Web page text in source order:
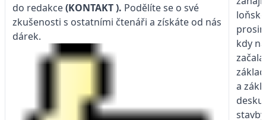
do redakce(KONTAKT). Podělíte se o své
zkušenosti s ostatními čtenáři a získáte od nás
dárek.
kdy
a